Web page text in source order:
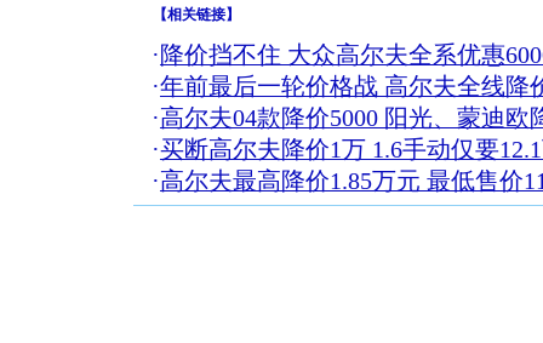
【相关链接】
· 降价挡不住 大众高尔夫全系优惠
·年前最后一轮价格战 高尔夫全线降
·高尔夫04款降价5000 阳光、蒙迪欧
·买断高尔夫降价1万 1.6手动仅要
·高尔夫最高降价1.85万元 最低售价